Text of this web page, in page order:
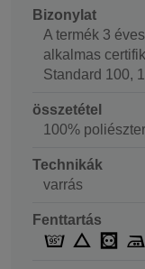
Bizonylat
A termék 3
alkalmas
Standard 100,
összetétel
100% poliészter
Technikák
varrás
Fenttartás